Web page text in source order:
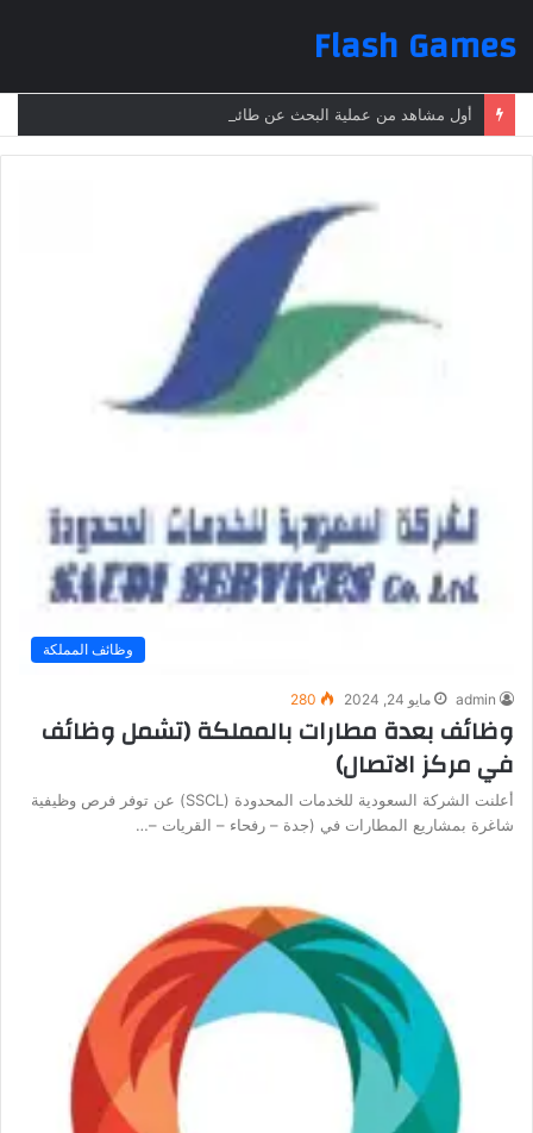
Flash Games
وظائف المملكة
admin مايو 24, 2024 280
وظائف بعدة مطارات بالمملكة (تشمل وظائف
في مركز الاتصال)
أعلنت الشركة السعودية للخدمات المحدودة (SSCL) عن توفر فرص وظيفية
شاغرة بمشاريع المطارات في (جدة – رفحاء – القريات –…